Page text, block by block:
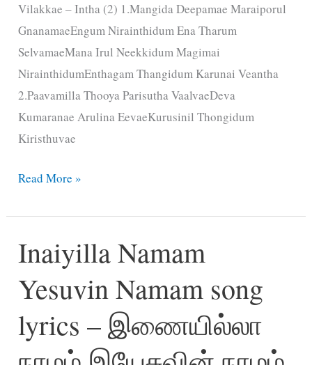
Vilakkae – Intha (2) 1.Mangida Deepamae Maraiporul
GnanamaeEngum Nirainthidum Ena Tharum
SelvamaeMana Irul Neekkidum Magimai
NirainthidumEnthagam Thangidum Karunai Veantha
2.Paavamilla Thooya Parisutha VaalvaeDeva
Kumaranae Arulina EevaeKurusinil Thongidum
Kiristhuvae
Maanila
Kiristhesuvae
song
lyrics
–
ஜோதியிவர்
கிறிஸ்தேசுவே
Read More »
Inaiyilla Namam
Yesuvin Namam song
lyrics – இணையில்லா